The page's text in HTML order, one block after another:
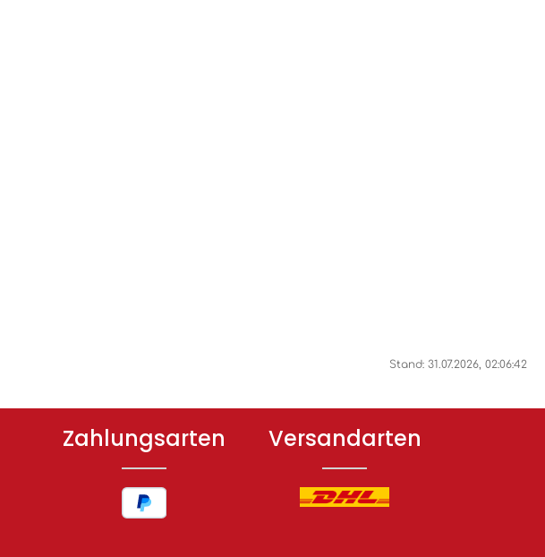
Stand: 31.07.2026, 02:06:42
Zahlungsarten Versandarten